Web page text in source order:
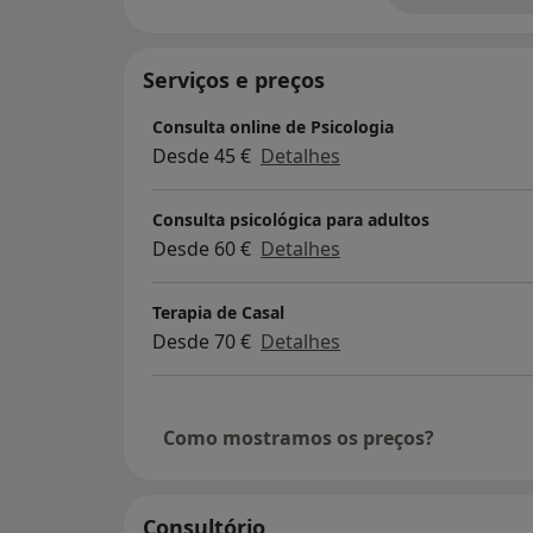
Serviços e preços
Consulta online de Psicologia
Desde 45 € Detalhes
Consulta psicológica para adultos
Desde 60 € Detalhes
Terapia de Casal
Desde 70 € Detalhes
Como mostramos os preços?
Consultório